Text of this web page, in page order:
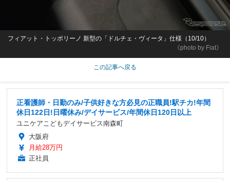
《photo by Fiat》
フィアット・トッポリーノ 新型の「ドルチェ・ヴィータ」仕様（10/10）
この記事へ戻る
正看護師・日勤のみ/子供好きな方必見の正職員!駅チカ!年間
休日122日!日曜休み/デイサービス/年間休日120日以上
ユニケアこどもデイサービス南森町
大阪府
月給28万円
正社員